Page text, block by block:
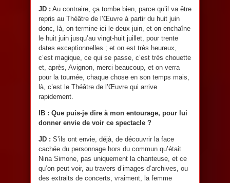
JD : Au contraire, ça tombe bien, parce qu’il va être
repris au Théâtre de l’Œuvre à partir du huit juin
donc, là, on termine ici le deux juin, et on enchaîne
le huit juin jusqu’au vingt-huit juillet, pour trente
dates exceptionnelles ; et on est très heureux,
c’est magique, ce qui se passe, c’est très chouette
et, après, Avignon, merci beaucoup, et on verra
pour la tournée, chaque chose en son temps mais,
là, c’est le Théâtre de l’Œuvre qui arrive
rapidement.
IB : Que puis-je dire à mon entourage, pour lui
donner envie de voir ce spectacle ?
JD : S’ils ont envie, déjà, de découvrir la face
cachée du personnage hors du commun qu’était
Nina Simone, pas uniquement la chanteuse, et ce
qu’on peut voir, au travers d’images d’archives, ou
des extraits de concerts, vraiment, la femme